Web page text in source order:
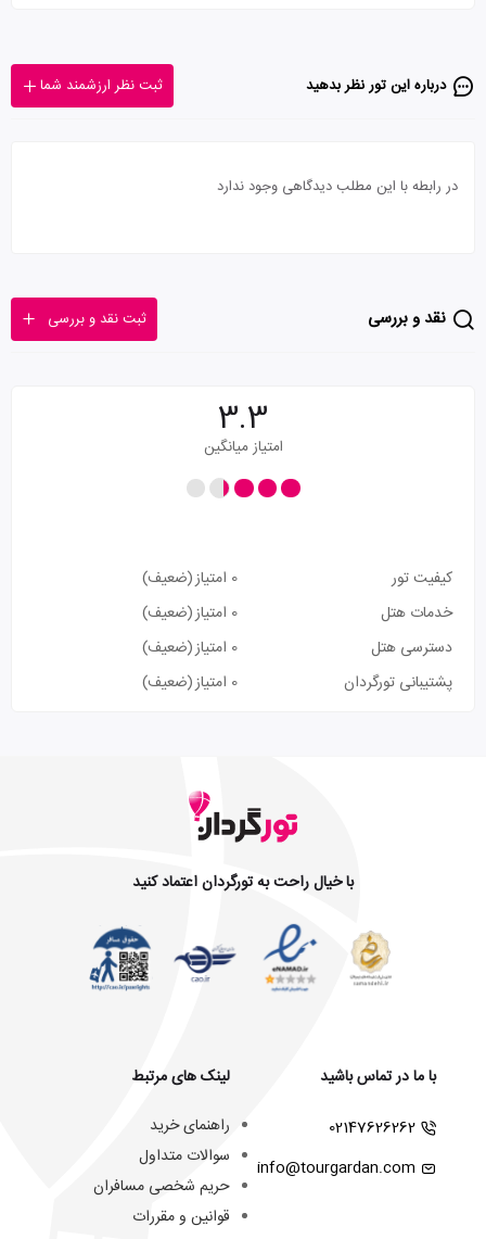
درباره این تور‌ نظر بدهید ثبت نظر ارزشمند شما
در رابطه با این مطلب دیدگاهی وجود ندارد
نقد و بررسی ثبت نقد و بررسی
3.3
امتیاز میانگین
کیفیت تور 0 امتیاز
(ضعیف)
خدمات هتل
0 امتیاز
(ضعیف)
دسترسی هتل
0 امتیاز
(ضعیف)
پشتیبانی تورگردان
0 امتیاز (ضعیف)
با خیال راحت به تورگردان اعتماد کنید
با ما در تماس باشید
02147626262
info@tourgardan.com
لینک های مرتبط
راهنمای خرید
سوالات متداول
حریم شخصی مسافران
قوانین و مقررات